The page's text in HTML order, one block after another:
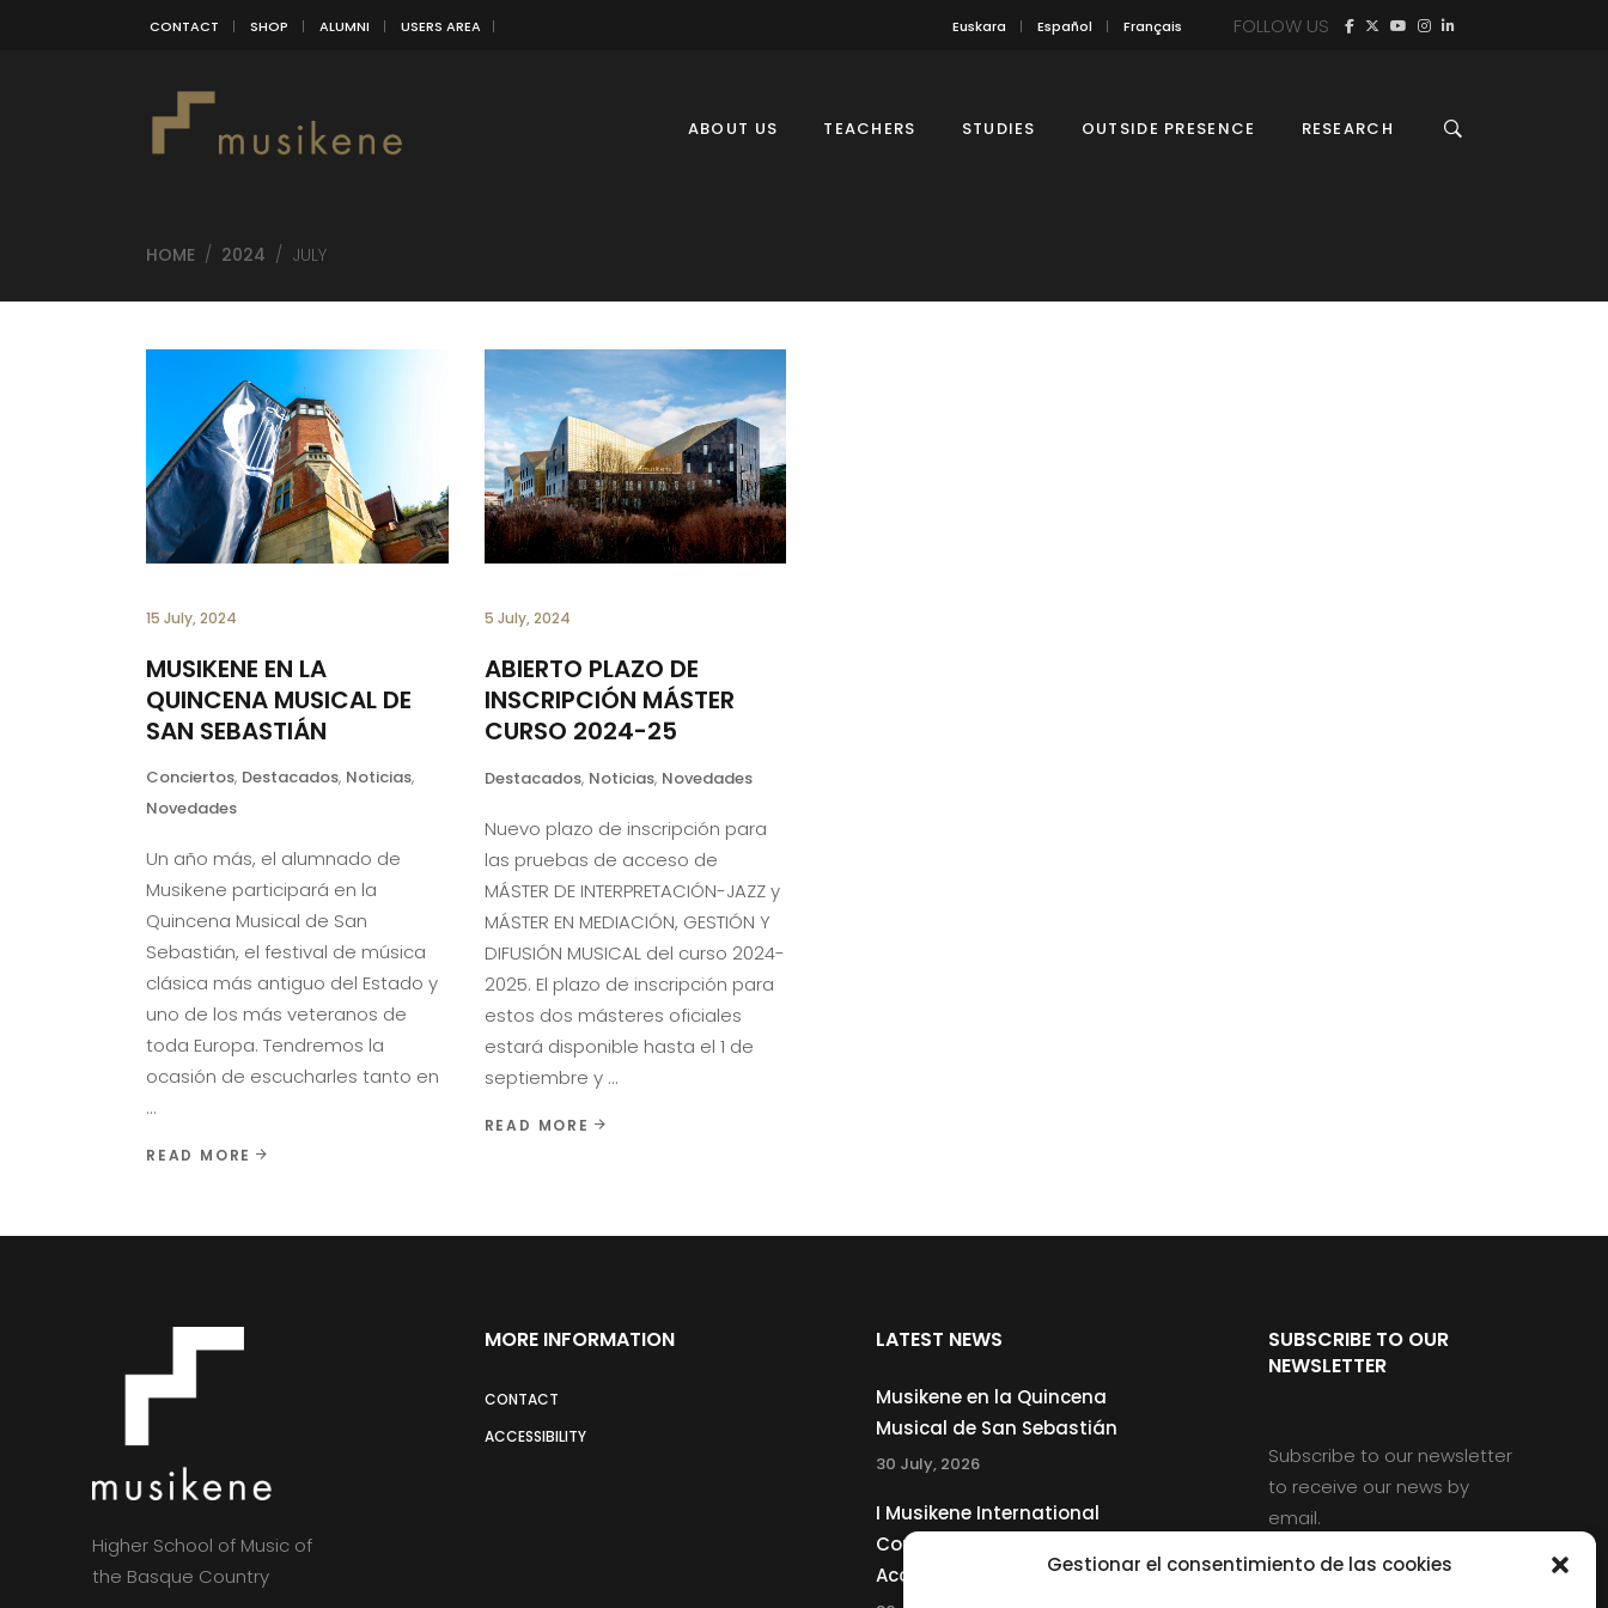
Gestionar el consentimiento de las cookies
CONTACT SHOP ALUMNI USERS AREA Euskara Español Français FOLLOW US
ABOUT US TEACHERS STUDIES OUTSIDE PRESENCE RESEARCH
HOME / 2024 / JULY
15 July, 2024
MUSIKENE EN LA
QUINCENA MUSICAL DE
SAN SEBASTIÁN
Conciertos, Destacados, Noticias,
Novedades
Un año más, el alumnado de
Musikene participará en la
Quincena Musical de San
Sebastián, el festival de música
clásica más antiguo del Estado y
uno de los más veteranos de
toda Europa. Tendremos la
ocasión de escucharles tanto en
READ MORE
5 July, 2024
ABIERTO PLAZO DE
INSCRIPCIÓN MÁSTER
CURSO 2024-25
Destacados, Noticias, Novedades
Nuevo plazo de inscripción para
las pruebas de acceso de
MÁSTER DE INTERPRETACIÓN-JAZZ y
MÁSTER EN MEDIACIÓN, GESTIÓN Y
DIFUSIÓN MUSICAL del curso 2024-
2025. El plazo de inscripción para
estos dos másteres oficiales
estará disponible hasta el 1 de
septiembre y
READ MORE
Higher School of Music of
the Basque Country
MORE INFORMATION
CONTACT
ACCESSIBILITY
LATEST NEWS
Musikene en la Quincena
Musical de San Sebastián
30 July, 2026
I Musikene International
Competition for Young
Accordionists
SUBSCRIBE TO OUR
NEWSLETTER
Subscribe to our newsletter
to receive our news by
email.